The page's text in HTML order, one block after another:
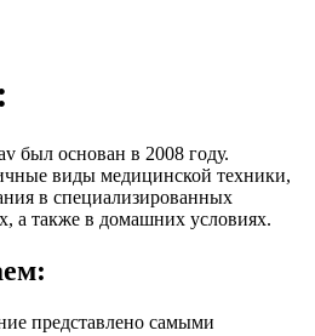
был основан в 2008 году.
виды медицинской техники,
в специализированных
а также в домашних условиях.
представлено самыми